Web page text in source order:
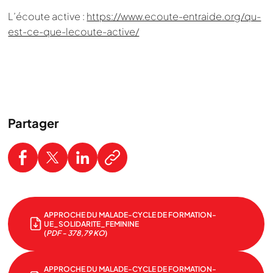
L’écoute active : https://www.ecoute-entraide.org/qu-
est-ce-que-lecoute-active/
Partager
APPROCHE DU MALADE-CYCLE DE FORMATION-
UE_SOLIDARITE_FEMININE
(PDF - 378,79 KO)
APPROCHE DU MALADE-CYCLE DE FORMATION-